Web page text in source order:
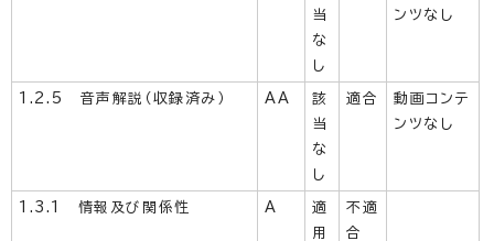
当
な
し
ンツなし
1.2.5 音声解説（収録済み） AA
該
当
な
し
適合
動画コンテ
ンツなし
1.3.1 情報及び関係性 A
適
用
不適
合